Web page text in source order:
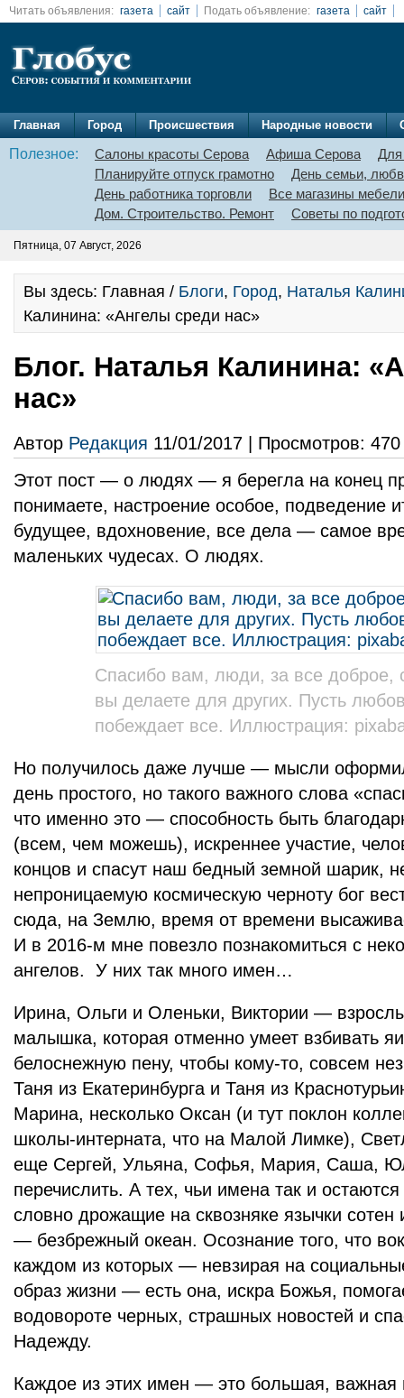
Читать объявления: газета сайт Подать объявление: газета сайт
Главная Город Происшествия Народные новости
Полезное: Салоны красоты Серова Афиша Серова
Для
Планируйте отпуск грамотно
День семьи,
День работника торговли
Все магазины мебели
Дом. Строительство. Ремонт
Советы по
Пятница, 07 Август, 2026
Вы здесь: Главная / Блоги, Город, Наталья
Калинина: «Ангелы среди нас»
Блог. Наталья Калинина:
нас»
Автор Редакция 11/01/2017 | Просмотров: 470
Этот пост — о людях — я берегла на конец
понимаете, настроение особое, подведение
будущее, вдохновение, все дела — самое
маленьких чудесах. О людях.
Спасибо вам, люди, за все доброе,
вы делаете для других. Пусть
побеждает все. Иллюстрация:
Но получилось даже лучше — мысли
день простого, но такого важного слова
что именно это — способность быть
(всем, чем можешь), искреннее участие,
концов и спасут наш бедный земной шарик,
непроницаемую космическую черноту бог
сюда, на Землю, время от времени
И в 2016-м мне повезло познакомиться с
ангелов. У них так много имен…
Ирина, Ольги и Оленьки, Виктории —
малышка, которая отменно умеет взбивать
белоснежную пену, чтобы кому-то, совсем
Таня из Екатеринбурга и Таня из
Марина, несколько Оксан (и тут поклон
школы-интерната, что на Малой Лимке),
еще Сергей, Ульяна, Софья, Мария, Саша,
перечислить. А тех, чьи имена так и
словно дрожащие на сквозняке язычки сотен
— безбрежный океан. Осознание того, что
каждом из которых — невзирая на
образ жизни — есть она, искра Божья,
водовороте черных, страшных новостей и
Надежду.
Каждое из этих имен — это большая,